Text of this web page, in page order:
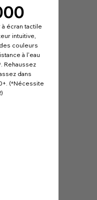
écran tactile
intuitive,
couleurs
à l'eau
Rehaussez
dans
(*Nécessite